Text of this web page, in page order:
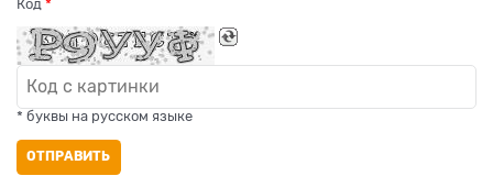
Код
* буквы на русском языке
ОТПРАВИТЬ